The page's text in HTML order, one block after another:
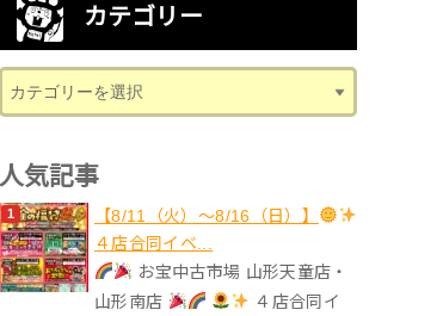
カテゴリー
人気記事
【8/11（火）～8/16（日）】
４店合同イベ...
お宝中古市場 山形天童店・
山形南店
４店合同イ